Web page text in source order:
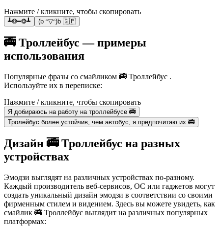
Нажмите / кликните, чтобы скопировать
┻❂━❂┻ (b ᵔ▽ᵔ)b 🇬🇵
🚎 Троллейбус — примеры
использования
Популярные фразы со смайликом 🚎 Троллейбус .
Используйте их в переписке:
Нажмите / кликните, чтобы скопировать
Я добираюсь на работу на троллейбусе 🚎
Тролейбус более устойчив, чем автобус, я предпочитаю их 🚎
Дизайн 🚎 Троллейбус на разных
устройствах
Эмодзи выглядят на различных устройствах по-разному.
Каждый производитель веб-сервисов, ОС или гаджетов могут
создать уникальный дизайн эмодзи в соответствии со своими
фирменным стилем и видением. Здесь вы можете увидеть, как
смайлик 🚎 Троллейбус выглядит на различных популярных
платформах: